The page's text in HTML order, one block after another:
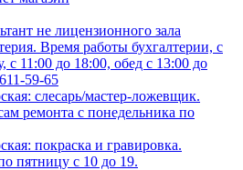
не лицензионного зала
Время работы бухгалтерии, с
с 11:00 до 18:00, обед с 13:00 до
59-65
слесарь/мастер-ложевщик.
ремонта с понедельника по
покраска и гравировка.
пятницу с 10 до 19.